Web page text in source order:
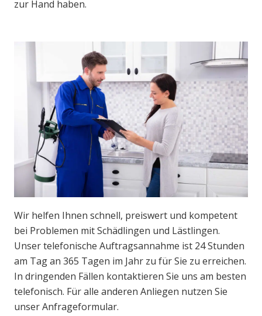
zur Hand haben.
Wir helfen Ihnen schnell, preiswert und kompetent
bei Problemen mit Schädlingen und Lästlingen.
Unser telefonische Auftragsannahme ist 24 Stunden
am Tag an 365 Tagen im Jahr zu für Sie zu erreichen.
In dringenden Fällen kontaktieren Sie uns am besten
telefonisch. Für alle anderen Anliegen nutzen Sie
unser Anfrageformular.